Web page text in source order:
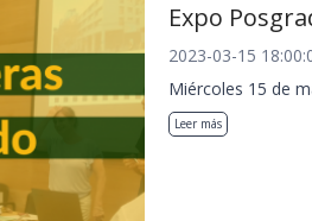
Expo
2023-03-15
Miércoles 15 de
Leer más